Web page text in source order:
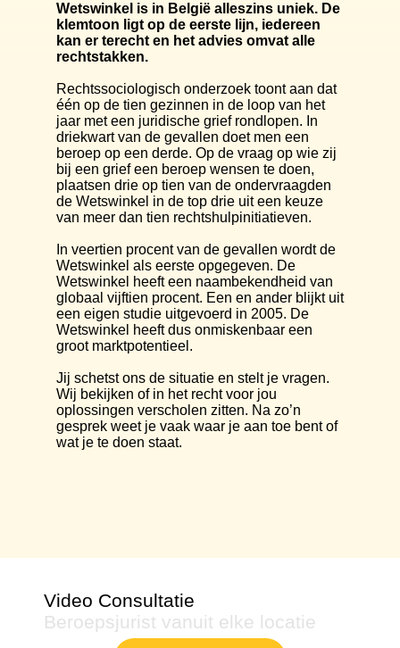
Wetswinkel is in België alleszins uniek. De
klemtoon ligt op de eerste lijn, iedereen
kan er terecht en het advies omvat alle
rechtstakken.
Rechtssociologisch onderzoek toont aan dat
één op de tien gezinnen in de loop van het
jaar met een juridische grief rondlopen. In
driekwart van de gevallen doet men een
beroep op een derde. Op de vraag op wie zij
bij een grief een beroep wensen te doen,
plaatsen drie op tien van de ondervraagden
de Wetswinkel in de top drie uit een keuze
van meer dan tien rechtshulpinitiatieven.
In veertien procent van de gevallen wordt de
Wetswinkel als eerste opgegeven. De
Wetswinkel heeft een naambekendheid van
globaal vijftien procent. Een en ander blijkt uit
een eigen studie uitgevoerd in 2005. De
Wetswinkel heeft dus onmiskenbaar een
groot marktpotentieel.
Jij schetst ons de situatie en stelt je vragen.
Wij bekijken of in het recht voor jou
oplossingen verscholen zitten. Na zo’n
gesprek weet je vaak waar je aan toe bent of
wat je te doen staat.
Video Consultatie
Beroepsjurist vanuit elke locatie